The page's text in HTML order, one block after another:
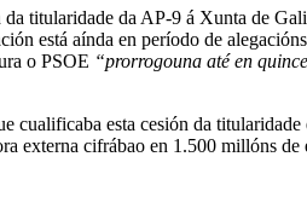
titularidade da AP-9 á Xunta de
está aínda en período de
o PSOE “prorrogouna até en
cualificaba esta cesión da
externa cifrábao en 1.500 millóns de